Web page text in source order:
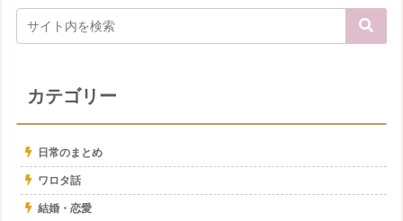
カテゴリー
日常のまとめ
ワロタ話
結婚・恋愛